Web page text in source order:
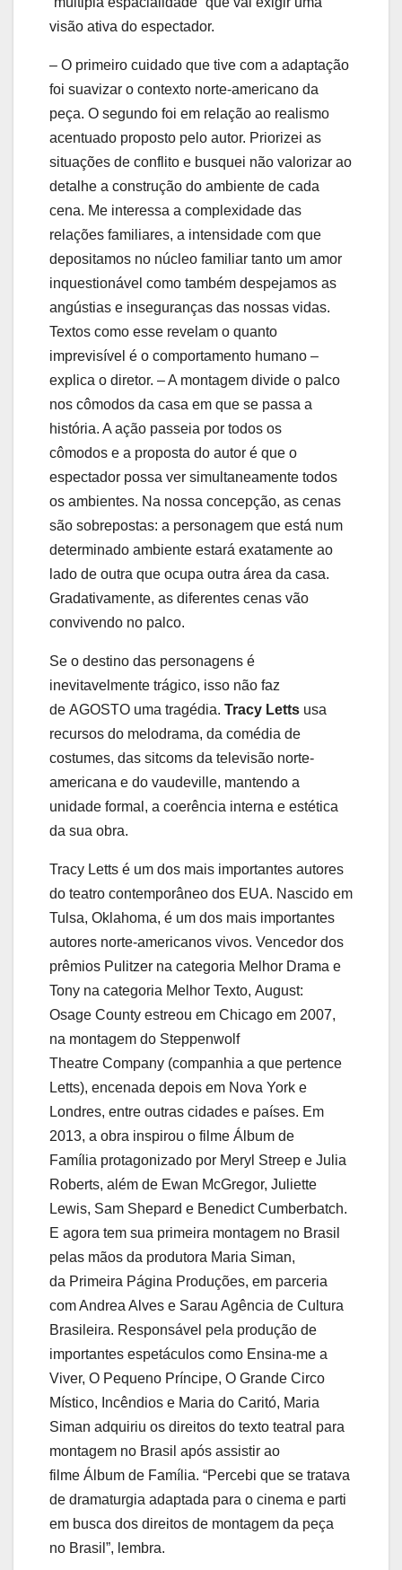
visão ativa do espectador.
– O primeiro cuidado que tive com a adaptação
foi suavizar o contexto norte-americano da
peça. O segundo foi em relação ao realismo
acentuado proposto pelo autor. Priorizei as
situações de conflito e busquei não valorizar ao
detalhe a construção do ambiente de cada
cena. Me interessa a complexidade das
relações familiares, a intensidade com que
depositamos no núcleo familiar tanto um amor
inquestionável como também despejamos as
angústias e inseguranças das nossas vidas.
Textos como esse revelam o quanto
imprevisível é o comportamento humano –
explica o diretor. – A montagem divide o palco
nos cômodos da casa em que se passa a
história. A ação passeia por todos os
cômodos e a proposta do autor é que o
espectador possa ver simultaneamente todos
os ambientes. Na nossa concepção, as cenas
são sobrepostas: a personagem que está num
determinado ambiente estará exatamente ao
lado de outra que ocupa outra área da casa.
Gradativamente, as diferentes cenas vão
convivendo no palco.
Se o destino das personagens é
inevitavelmente trágico, isso não faz
de AGOSTO uma tragédia. Tracy Letts usa
recursos do melodrama, da comédia de
costumes, das sitcoms da televisão norte-
americana e do vaudeville, mantendo a
unidade formal, a coerência interna e estética
da sua obra.
Tracy Letts é um dos mais importantes autores
do teatro contemporâneo dos EUA. Nascido em
Tulsa, Oklahoma, é um dos mais importantes
autores norte-americanos vivos. Vencedor dos
prêmios Pulitzer na categoria Melhor Drama e
Tony na categoria Melhor Texto, August:
Osage County estreou em Chicago em 2007,
na montagem do Steppenwolf
Theatre Company (companhia a que pertence
Letts), encenada depois em Nova York e
Londres, entre outras cidades e países. Em
2013, a obra inspirou o filme Álbum de
Família protagonizado por Meryl Streep e Julia
Roberts, além de Ewan McGregor, Juliette
Lewis, Sam Shepard e Benedict Cumberbatch.
E agora tem sua primeira montagem no Brasil
pelas mãos da produtora Maria Siman,
da Primeira Página Produções, em parceria
com Andrea Alves e Sarau Agência de Cultura
Brasileira. Responsável pela produção de
importantes espetáculos como Ensina-me a
Viver, O Pequeno Príncipe, O Grande Circo
Místico, Incêndios e Maria do Caritó, Maria
Siman adquiriu os direitos do texto teatral para
montagem no Brasil após assistir ao
filme Álbum de Família. “Percebi que se tratava
de dramaturgia adaptada para o cinema e parti
em busca dos direitos de montagem da peça
no Brasil”, lembra.